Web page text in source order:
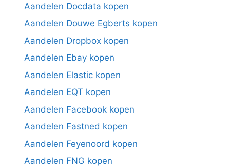
Aandelen Docdata kopen
Aandelen Douwe Egberts kopen
Aandelen Dropbox kopen
Aandelen Ebay kopen
Aandelen Elastic kopen
Aandelen EQT kopen
Aandelen Facebook kopen
Aandelen Fastned kopen
Aandelen Feyenoord kopen
Aandelen FNG kopen